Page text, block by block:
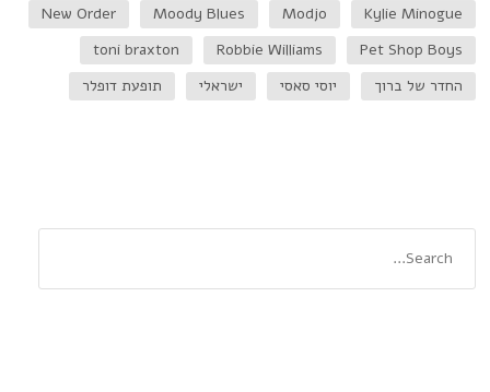
Kylie Minogue
Modjo
Moody Blues
New Order
Pet Shop Boys
Robbie Williams
toni braxton
החדר של ברוך
יוסי סאסי ישראלי תופעת דופלר